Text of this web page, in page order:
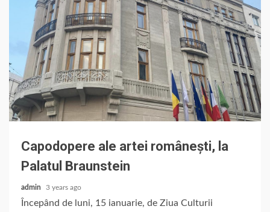
Capodopere ale artei românești, la
Palatul Braunstein
admin 3 years ago
Începând de luni, 15 ianuarie, de Ziua Culturii